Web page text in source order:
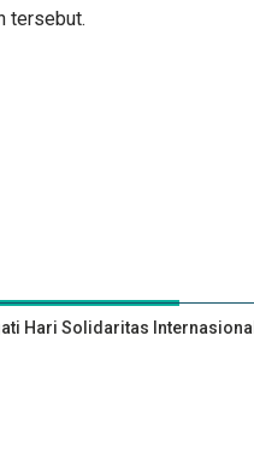
tersebut.
Hari Solidaritas Internasional